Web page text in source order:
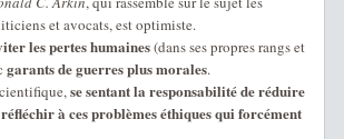
et avocats, est optimiste.
les pertes humaines(dans ses propres rangs et
garants de guerres plus morales.
se sentant la responsabilité de réduire
à ces problèmes éthiques qui forcément